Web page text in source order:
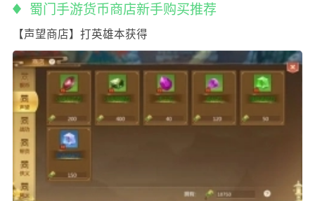
蜀门手游货币商店新手购买推荐
【声望商店】打英雄本获得